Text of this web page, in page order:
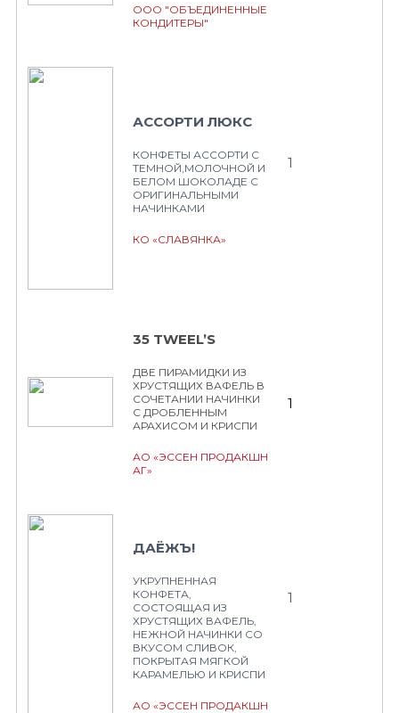
ООО "ОБЪЕДИНЕННЫЕ
КОНДИТЕРЫ"
АССОРТИ ЛЮКС
КОНФЕТЫ АССОРТИ С
ТЕМНОЙ,МОЛОЧНОЙ И
БЕЛОМ ШОКОЛАДЕ С
ОРИГИНАЛЬНЫМИ
НАЧИНКАМИ
КО «СЛАВЯНКА»
1
35 TWEEL’S
ДВЕ ПИРАМИДКИ ИЗ
ХРУСТЯЩИХ ВАФЕЛЬ В
СОЧЕТАНИИ НАЧИНКИ
С ДРОБЛЕННЫМ
АРАХИСОМ И КРИСПИ
АО «ЭССЕН ПРОДАКШН
АГ»
1
ДАЁЖЪ!
УКРУПНЕННАЯ
КОНФЕТА,
СОСТОЯЩАЯ ИЗ
ХРУСТЯЩИХ ВАФЕЛЬ,
НЕЖНОЙ НАЧИНКИ СО
ВКУСОМ СЛИВОК,
ПОКРЫТАЯ МЯГКОЙ
КАРАМЕЛЬЮ И КРИСПИ
АО «ЭССЕН ПРОДАКШН
1